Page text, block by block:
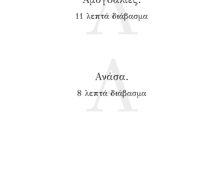
11 λεπτά διάβασμα
Ανάσα.
8 λεπτά διάβασμα
Α